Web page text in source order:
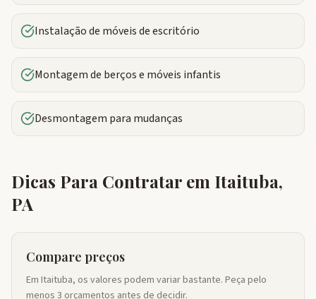
Instalação de móveis de escritório
Montagem de berços e móveis infantis
Desmontagem para mudanças
Dicas Para Contratar em Itaituba,
PA
Compare preços
Em Itaituba, os valores podem variar bastante. Peça pelo
menos 3 orçamentos antes de decidir.